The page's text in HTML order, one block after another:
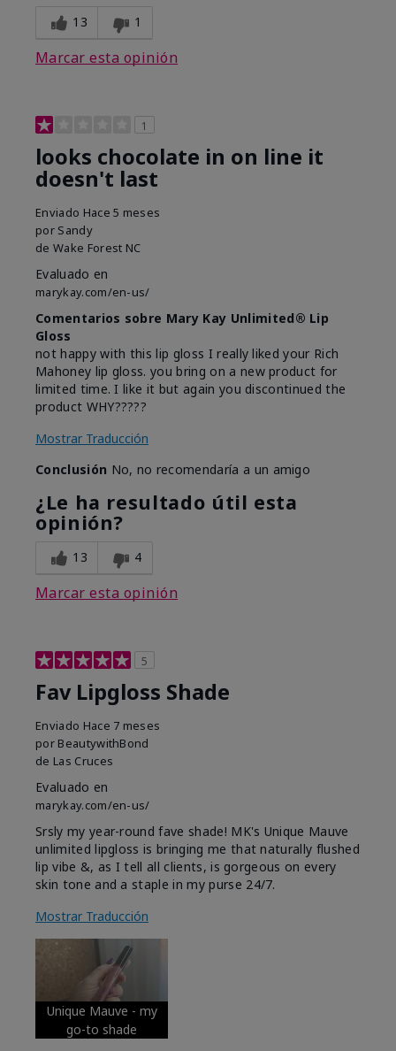
13 1
Marcar esta opinión
1
looks chocolate in on line it
doesn't last
Enviado Hace 5 meses
por Sandy
de Wake Forest NC
Evaluado en
marykay.com/en-us/
Comentarios sobre Mary Kay Unlimited® Lip
Gloss
not happy with this lip gloss I really liked your Rich
Mahoney lip gloss. you bring on a new product for
limited time. I like it but again you discontinued the
product WHY?????
Mostrar Traducción
Conclusión No, no recomendaría a un amigo
¿Le ha resultado útil esta
opinión?
13 4
Marcar esta opinión
5
Fav Lipgloss Shade
Enviado Hace 7 meses
por BeautywithBond
de Las Cruces
Evaluado en
marykay.com/en-us/
Srsly my year-round fave shade! MK's Unique Mauve
unlimited lipgloss is bringing me that naturally flushed
lip vibe &, as I tell all clients, is gorgeous on every
skin tone and a staple in my purse 24/7.
Mostrar Traducción
Unique Mauve - my
go-to shade